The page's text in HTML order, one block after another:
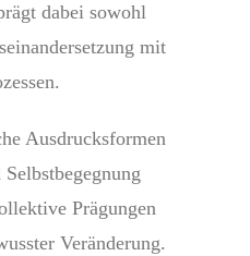
dabei sowohl
mit
Ausdrucksformen
Prägungen
Veränderung.